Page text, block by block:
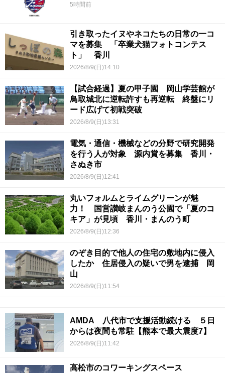
5時間前
引き取ったイヌやネコたちの日常の一コ
マを募集 「卒業犬猫フォトコンテス
ト」 香川
2026/8/9(日)14:10
【試合経過】夏の甲子園 岡山学芸館が
鳥取城北に逆転許すも再逆転 終盤にリ
ード広げて初戦突破
2026/8/9(日)13:31
電気・通信・機械などの分野で研究開発
を行う人が対象 源内賞を募集 香川・
さぬき市
2026/8/9(日)12:41
丸いフォルムとライムグリーンが魅
力！ 国営讃岐まんのう公園で「夏のコ
キア」が見頃 香川・まんのう町
2026/8/9(日)12:36
のぞき目的で他人の住宅の敷地内に侵入
したか 住居侵入の疑いで男を逮捕 岡
山
2026/8/9(日)11:54
AMDA 八代市で支援活動続ける ５日
からは夜間も常駐【熊本で最大震度7】
2026/8/9(日)11:42
高松市のコワーキングスペース